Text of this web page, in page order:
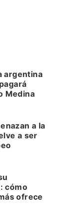
argentina
Medina
a la
a ser
cómo
ofrece